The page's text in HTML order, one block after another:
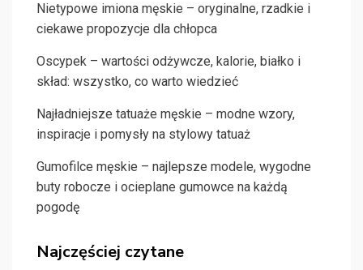
Nietypowe imiona męskie – oryginalne, rzadkie i
ciekawe propozycje dla chłopca
Oscypek – wartości odżywcze, kalorie, białko i
skład: wszystko, co warto wiedzieć
Najładniejsze tatuaże męskie – modne wzory,
inspiracje i pomysły na stylowy tatuaż
Gumofilce męskie – najlepsze modele, wygodne
buty robocze i ocieplane gumowce na każdą
pogodę
Najczęściej czytane